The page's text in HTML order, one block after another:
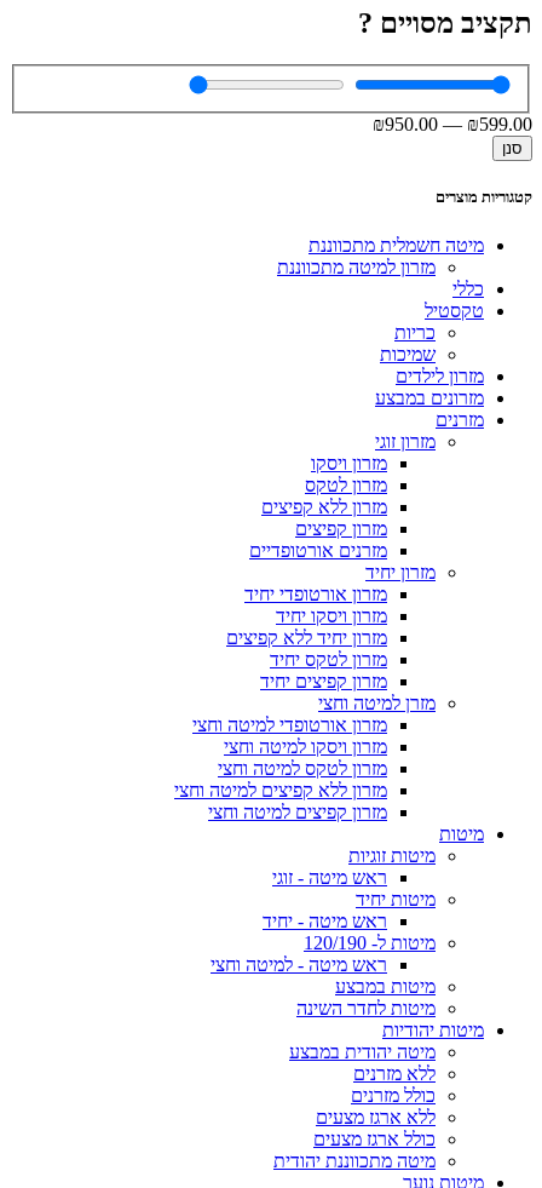
תקציב מסויים ?
₪599.00
—
₪950.00
סנן
קטגוריות מוצרים
מיטה חשמלית מתכווננת
מזרון למיטה מתכווננת
כללי
טקסטיל
כריות
שמיכות
מזרון לילדים
מזרונים במבצע
מזרנים
מזרון זוגי
מזרון ויסקו
מזרון לטקס
מזרון ללא קפיצים
מזרון קפיצים
מזרנים אורטופדיים
מזרון יחיד
מזרון אורטופדי יחיד
מזרון ויסקו יחיד
מזרון יחיד ללא קפיצים
מזרון לטקס יחיד
מזרון קפיצים יחיד
מזרן למיטה וחצי
מזרון אורטופדי למיטה וחצי
מזרון ויסקו למיטה וחצי
מזרון לטקס למיטה וחצי
מזרון ללא קפיצים למיטה וחצי
מזרון קפיצים למיטה וחצי
מיטות
מיטות זוגיות
ראש מיטה - זוגי
מיטות יחיד
ראש מיטה - יחיד
מיטות ל- 120/190
ראש מיטה - למיטה וחצי
מיטות במבצע
מיטות לחדר השינה
מיטות יהודיות
מיטה יהודית במבצע
ללא מזרנים
כולל מזרנים
ללא ארגז מצעים
כולל ארגז מצעים
מיטה מתכווננת יהודית
מיטות נוער